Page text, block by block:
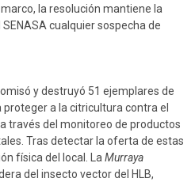
la resolución mantiene la
cualquier sospecha de
y destruyó 51 ejemplares de
proteger a la citricultura contra el
través del monitoreo de productos
Tras detectar la oferta de estas
física del local. LaMurraya
del insecto vector del HLB,